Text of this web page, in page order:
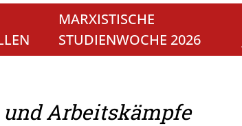
MARXISTISCHE
STUDIENWOCHE 2026
Arbeitskämpfe